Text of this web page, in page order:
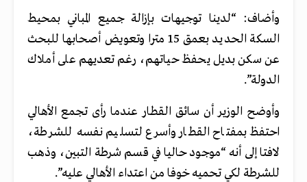
وأضاف: “لدينا توجيهات بإزالة جميع المباني بمحيط
السكة الحديـد بعمق 15 مترا وتعويض أصحابها للبحث
عن سكن بديل يحفظ حياتهم، رغم تعديهم على أملاك
الدولة”.
وأوضح الوزير أن سائق القطار عندما رأى تجمع الأهالي
احتفظ بمفتاح القطار وأسرع لتسليم نفسه للشرطة،
لافتا إلى أنه “موجود حاليا في قسم شرطة التبين، وذهب
للشرطة لكي تحميه خوفا من اعتداء الأهالي عليه”.